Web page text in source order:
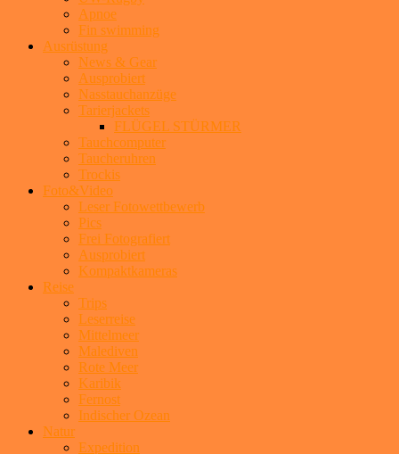
Apnoe
Fin swimming
Ausrüstung
News & Gear
Ausprobiert
Nasstauchanzüge
Tarierjackets
FLÜGEL STÜRMER
Tauchcomputer
Taucheruhren
Trockis
Foto&Video
Leser Fotowettbewerb
Pics
Frei Fotografiert
Ausprobiert
Kompaktkameras
Reise
Trips
Leserreise
Mittelmeer
Malediven
Rote Meer
Karibik
Fernost
Indischer Ozean
Natur
Expedition